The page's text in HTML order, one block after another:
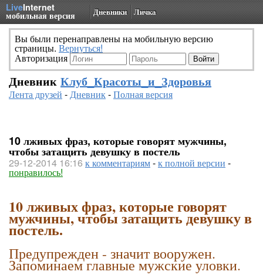
LiveInternet
мобильная версия Дневники Личка
Вы были перенаправлены на мобильную версию
страницы. Вернуться!
Авторизация
Дневник Клуб_Красоты_и_Здоровья
Лента друзей -Дневник-Полная версия
10 лживых фраз, которые говорят мужчины,
чтобы затащить девушку в постель
29-12-2014 16:16 к комментариям-к полной версии -
понравилось!
10 лживых фраз, которые говорят
мужчины, чтобы затащить девушку в
постель.
Предупрежден - значит вооружен.
Запоминаем главные мужские уловки.